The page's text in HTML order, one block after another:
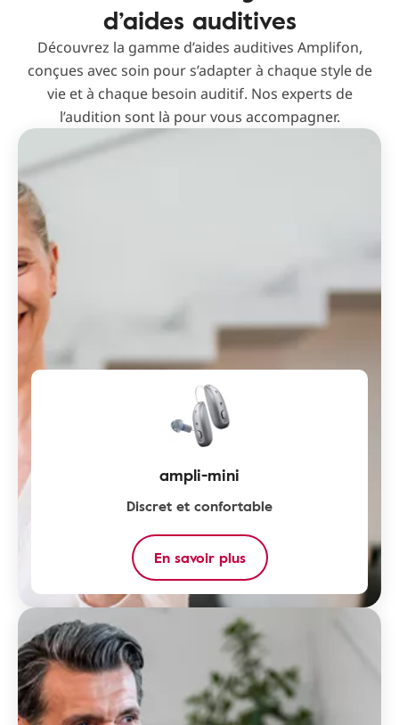
d’aides auditives
Découvrez la gamme d’aides auditives Amplifon,
conçues avec soin pour s’adapter à chaque style de
vie et à chaque besoin auditif. Nos experts de
l’audition sont là pour vous accompagner.
ampli-mini
Discret et confortable
En savoir plus